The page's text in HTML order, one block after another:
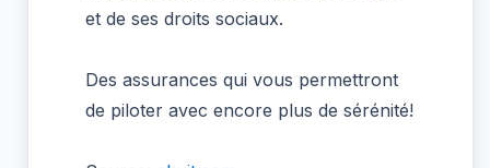
et de ses droits sociaux.
Des assurances qui vous permettront
de piloter avec encore plus de sérénité!